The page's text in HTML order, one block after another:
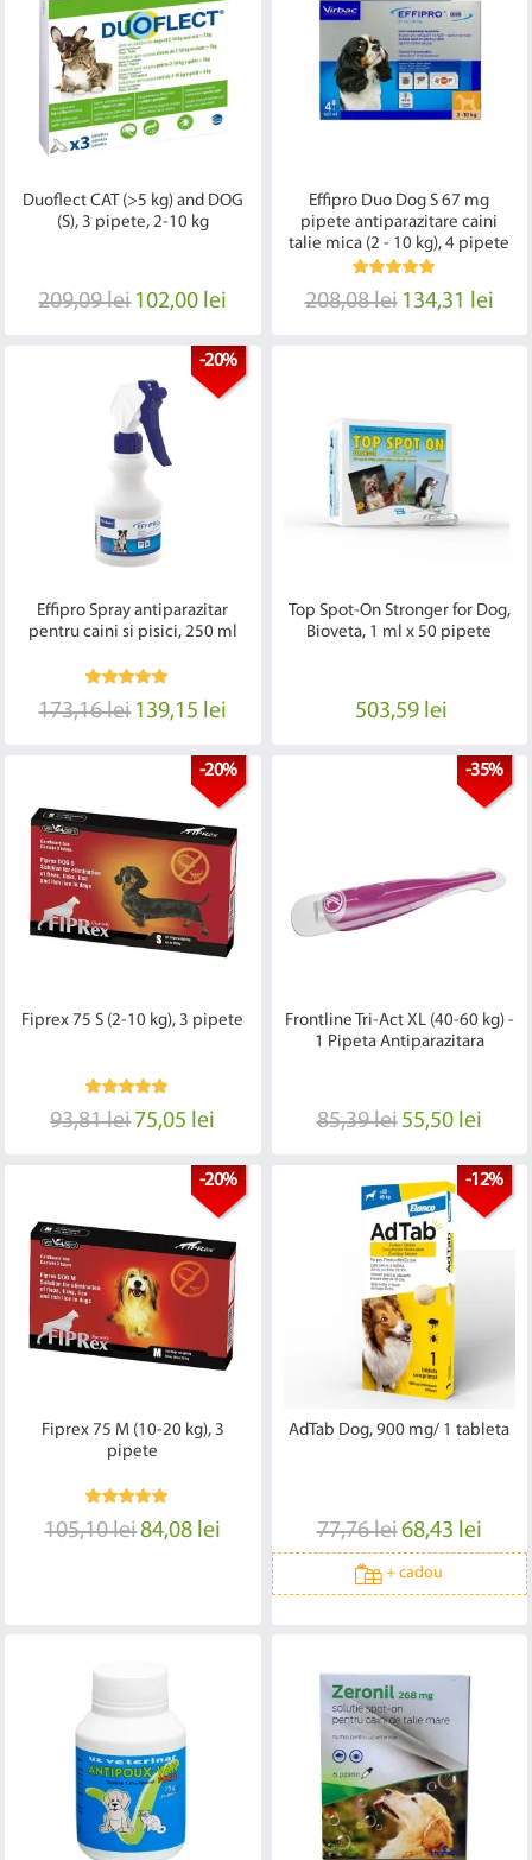
Duoflect CAT (>5 kg) and DOG
(S), 3 pipete, 2-10 kg
209,09 lei 102,00 lei
Effipro Duo Dog S 67 mg
pipete antiparazitare caini
talie mica (2 - 10 kg), 4 pipete
208,08 lei 134,31 lei
-20%
Effipro Spray antiparazitar
pentru caini si pisici, 250 ml
173,16 lei 139,15 lei
Top Spot-On Stronger for Dog,
Bioveta, 1 ml x 50 pipete
503,59 lei
-20%
Fiprex 75 S (2-10 kg), 3 pipete
93,81 lei75,05 lei
-35%
Frontline Tri-Act XL (40-60 kg) -
1 Pipeta Antiparazitara
85,39 lei 55,50 lei
-20%
Fiprex 75 M (10-20 kg), 3
pipete
105,10 lei84,08 lei
-12%
AdTab Dog, 900 mg/ 1 tableta
77,76 lei68,43 lei
+ cadou